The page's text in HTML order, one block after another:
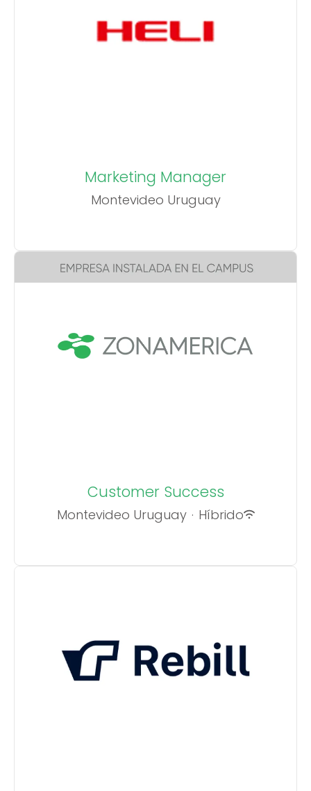
Marketing Manager
Montevideo Uruguay
Customer Success
Montevideo Uruguay · Híbrido